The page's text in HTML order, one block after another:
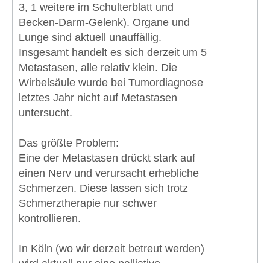
3, 1 weitere im Schulterblatt und
Becken-Darm-Gelenk). Organe und
Lunge sind aktuell unauffällig.
Insgesamt handelt es sich derzeit um 5
Metastasen, alle relativ klein. Die
Wirbelsäule wurde bei Tumordiagnose
letztes Jahr nicht auf Metastasen
untersucht.
Das größte Problem:
Eine der Metastasen drückt stark auf
einen Nerv und verursacht erhebliche
Schmerzen. Diese lassen sich trotz
Schmerztherapie nur schwer
kontrollieren.
In Köln (wo wir derzeit betreut werden)